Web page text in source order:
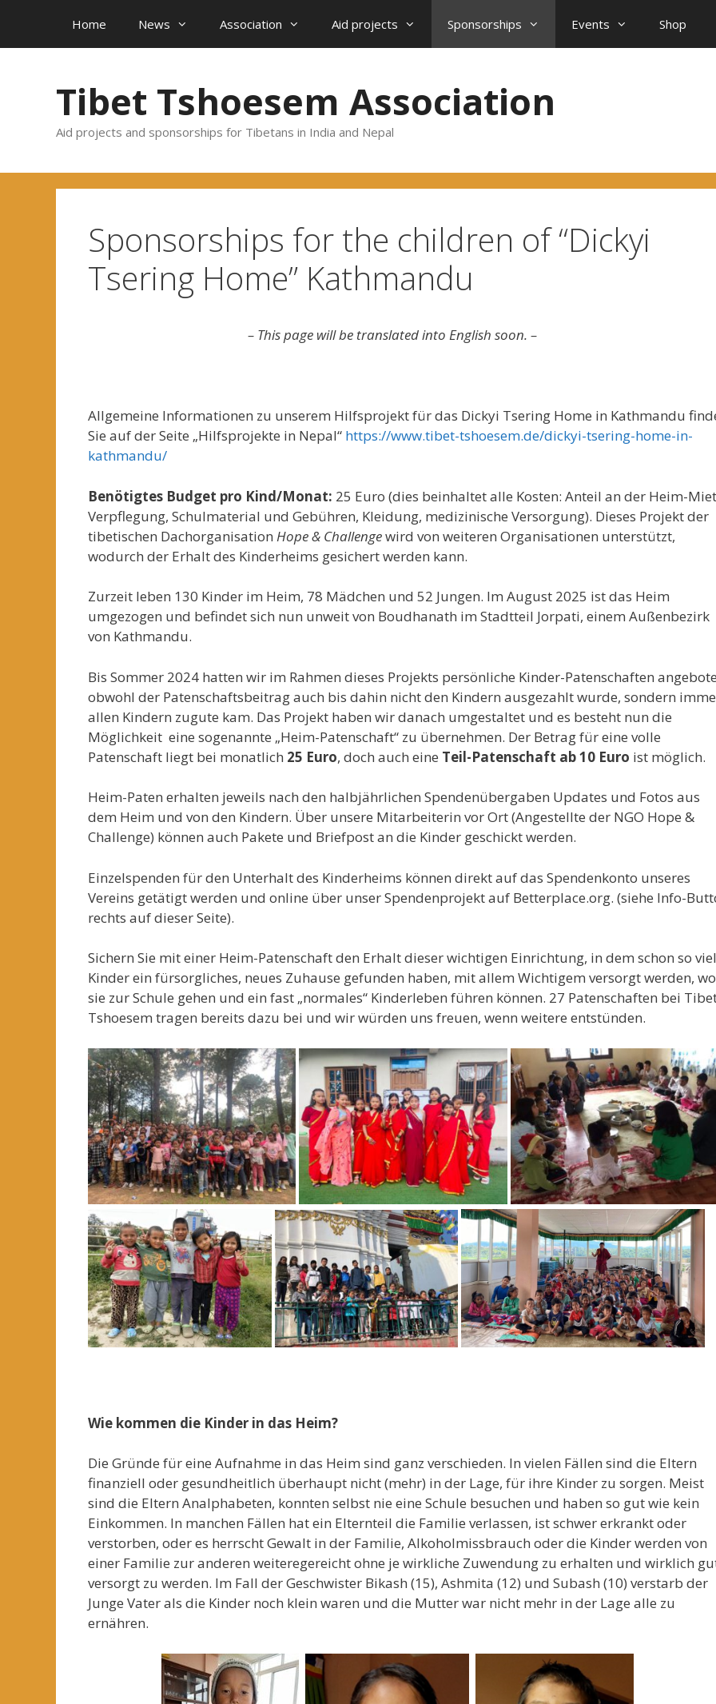
content
Home News Association Aid projects Sponsorships Events Shop
Tibet Tshoesem Association
Aid projects and sponsorships for Tibetans in India and Nepal
Sponsorships for the children of “Dickyi
Tsering Home” Kathmandu
– This page will be translated into English soon. –
Allgemeine Informationen zu unserem Hilfsprojekt für das Dickyi Tsering Home in Kathmandu
Sie auf der Seite „Hilfsprojekte in Nepal“ https://www.tibet-tshoesem.de/dickyi-tsering-home-in-
kathmandu/
Benötigtes Budget pro Kind/Monat: 25 Euro (dies beinhaltet alle Kosten: Anteil an der Heim-
Verpflegung, Schulmaterial und Gebühren, Kleidung, medizinische Versorgung). Dieses Projekt der
tibetischen Dachorganisation Hope & Challengewird von weiteren Organisationen unterstützt,
wodurch der Erhalt des Kinderheims gesichert werden kann.
Zurzeit leben 130 Kinder im Heim, 78 Mädchen und 52 Jungen. Im August 2025 ist das Heim
umgezogen und befindet sich nun unweit von Boudhanath im Stadtteil Jorpati, einem Außenbezirk
von Kathmandu.
Bis Sommer 2024 hatten wir im Rahmen dieses Projekts persönliche Kinder-Patenschaften
obwohl der Patenschaftsbeitrag auch bis dahin nicht den Kindern ausgezahlt wurde, sondern
allen Kindern zugute kam. Das Projekt haben wir danach umgestaltet und es besteht nun die
Möglichkeit eine sogenannte „Heim-Patenschaft“ zu übernehmen. Der Betrag für eine volle
Patenschaft liegt bei monatlich 25 Euro, doch auch eine Teil-Patenschaft ab 10Euro ist möglich.
Heim-Paten erhalten jeweils nach den halbjährlichen Spendenübergaben Updates und Fotos aus
dem Heim und von den Kindern. Über unsere Mitarbeiterin vor Ort (Angestellte der NGO Hope &
Challenge) können auch Pakete und Briefpost an die Kinder geschickt werden.
Einzelspenden für den Unterhalt des Kinderheims können direkt auf das Spendenkonto unseres
Vereins getätigt werden und online über unser Spendenprojekt auf Betterplace.org. (siehe Info-
rechts auf dieser Seite).
Sichern Sie mit einer Heim-Patenschaft den Erhalt dieser wichtigen Einrichtung, in dem schon so
Kinder ein fürsorgliches, neues Zuhause gefunden haben, mit allem Wichtigem versorgt werden, wo
sie zur Schule gehen und ein fast „normales“ Kinderleben führen können. 27 Patenschaften bei
Tshoesem tragen bereits dazu bei und wir würden uns freuen, wenn weitere entstünden.
Wie kommen die Kinder in das Heim?
Die Gründe für eine Aufnahme in das Heim sind ganz verschieden. In vielen Fällen sind die Eltern
finanziell oder gesundheitlich überhaupt nicht (mehr) in der Lage, für ihre Kinder zu sorgen. Meist
sind die Eltern Analphabeten, konnten selbst nie eine Schule besuchen und haben so gut wie kein
Einkommen. In manchen Fällen hat ein Elternteil die Familie verlassen, ist schwer erkrankt oder
verstorben, oder es herrscht Gewalt in der Familie, Alkoholmissbrauch oder die Kinder werden von
einer Familie zur anderen weiteregereicht ohne je wirkliche Zuwendung zu erhalten und wirklich
versorgt zu werden. Im Fall der Geschwister Bikash (15), Ashmita (12) und Subash (10) verstarb der
Junge Vater als die Kinder noch klein waren und die Mutter war nicht mehr in der Lage alle zu
ernähren.